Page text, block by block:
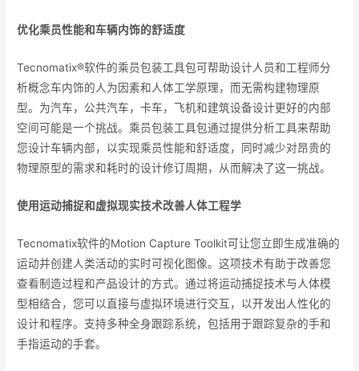
优化乘员性能和车辆内饰的舒适度
Tecnomatix®软件的乘员包装工具包可帮助设计人员和工程师分
析概念车内饰的人为因素和人体工学原理，而无需构建物理原
型。为汽车，公共汽车，卡车，飞机和建筑设备设计更好的内部
空间可能是一个挑战。乘员包装工具包通过提供分析工具来帮助
您设计车辆内部，以实现乘员性能和舒适度，同时减少对昂贵的
物理原型的需求和耗时的设计修订周期，从而解决了这一挑战。
使用运动捕捉和虚拟现实技术改善人体工程学
Tecnomatix软件的Motion Capture Toolkit可让您立即生成准确的
运动并创建人类活动的实时可视化图像。这项技术有助于改善您
查看制造过程和产品设计的方式。通过将运动捕捉技术与人体模
型相结合，您可以直接与虚拟环境进行交互，以开发出人性化的
设计和程序。支持多种全身跟踪系统，包括用于跟踪复杂的手和
手指运动的手套。